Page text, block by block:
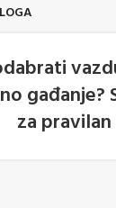
gađanje?
za